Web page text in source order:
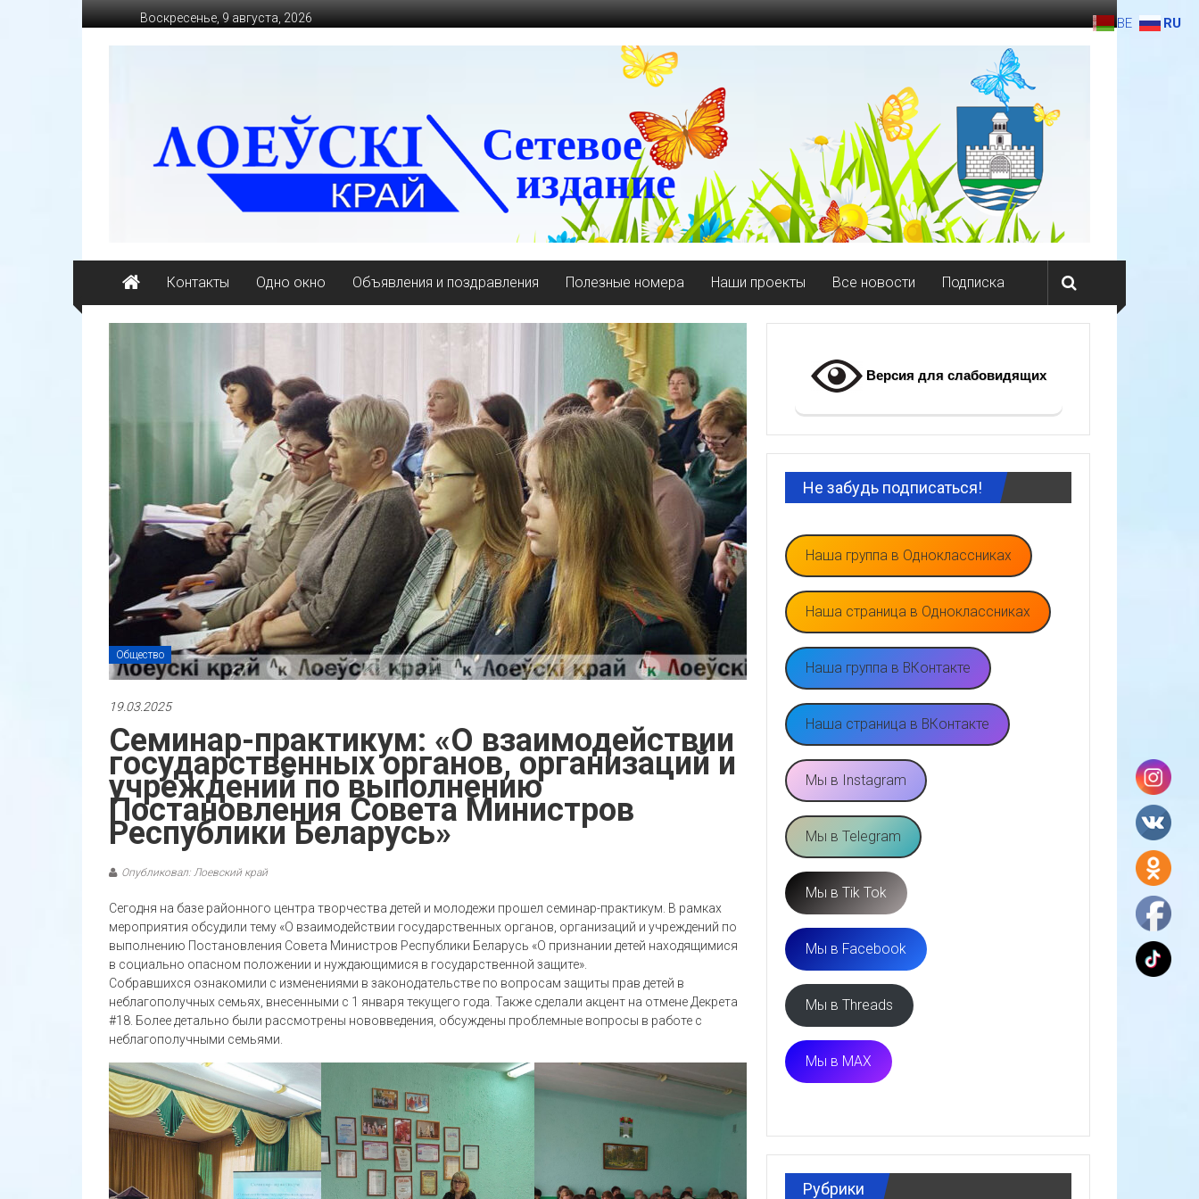
к
содержимому
Воскресенье, 9 августа, 2026
массово-
политическая
Контакты Одно окно Объявления и поздравления Полезные номера Наши проекты Все новости Подписка
Общество
19.03.2025
Семинар-практикум: «О взаимодействии
государственных органов, организаций и
учреждений по выполнению
Постановления Совета Министров
Республики Беларусь»
Опубликовал: Лоевский край
Сегодня на базе районного центра творчества детей и молодежи прошел семинар-практикум. В рамках
мероприятия обсудили тему «О взаимодействии государственных органов, организаций и учреждений по
выполнению Постановления Совета Министров Республики Беларусь «О признании детей находящимися
в социально опасном положении и нуждающимися в государственной защите».
Собравшихся ознакомили с изменениями в законодательстве по вопросам защиты прав детей в
неблагополучных семьях, внесенными с 1 января текущего года. Также сделали акцент на отмене Декрета
#18. Более детально были рассмотрены нововведения, обсуждены проблемные вопросы в работе с
неблагополучными семьями.
Версия для слабовидящих
Не забудь подписаться!
Наша группа в Одноклассниках
Наша страница в Одноклассниках
Наша группа в ВКонтакте
Наша страница в ВКонтакте
Мы в Instagram
Мы в Telegram
Мы в Tik Tok
Мы в Facebook
Мы в Threads
Мы в MAX
Рубрики
BE RU